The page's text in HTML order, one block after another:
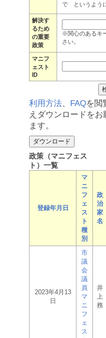
で というよう
解決す
るため
の重要
政策
※関心のあるキ
さい。
マニフ
ェスト
ID
利用方法、 FAQを閲
えダウンロードをお
ます。
政策（マニフェス
ト）一覧
登録年月日
マ
ニ
フ
ェ
ス
ト
種
別
政
治
家
名
2023年4月13
日
市
議
会
議
員
マ
ニ
フ
ェ
ス
井
上
務